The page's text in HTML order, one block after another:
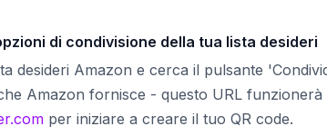
di condivisione della tua lista desideri
desideri Amazon e cerca il pulsante
Amazon fornisce - questo URL
per iniziare a creare il tuo QR code.